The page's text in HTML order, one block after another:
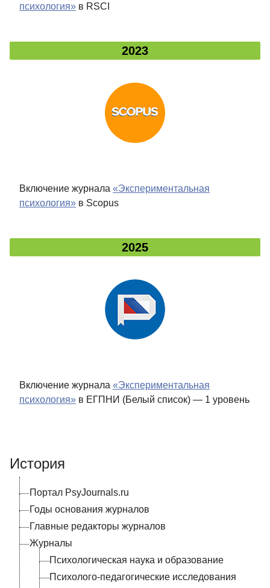
психология» в RSCI
2023
Включение журнала «Экспериментальная
психология» в Scopus
2025
Включение журнала «Экспериментальная
психология» в ЕГПНИ (Белый список) — 1 уровень
История
Портал PsyJournals.ru
Годы основания журналов
Главные редакторы журналов
Журналы
Психологическая наука и образование
Психолого-педагогические исследования